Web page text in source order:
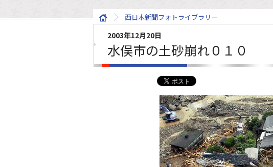
西日本新聞フォトライブラリー
2003年12月20日
水俣市の土砂崩れ０１０